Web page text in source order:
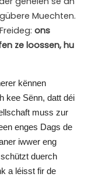
Muechten.
ons
ze loossen, hu
kënnen
kee Sënn, datt déi
muss zur
enges Dags de
iwwer eng
duerch
a léisst fir de